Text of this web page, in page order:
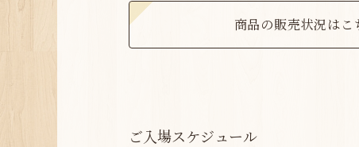
商品の販売状況はこ
ご入場スケジュール